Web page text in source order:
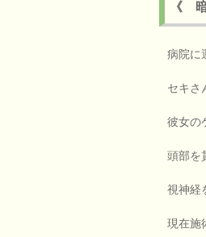
《
病院に
セキさ
彼女の
頭部を
視神経
現在施